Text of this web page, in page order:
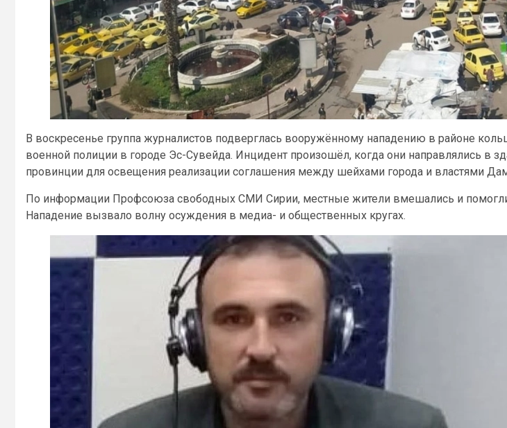
В воскресенье группа журналистов подверглась вооружённому нападению в районе
военной полиции в городе Эс-Сувейда. Инцидент произошёл, когда они направлялись в
провинции для освещения реализации соглашения между шейхами города и властями
По информации Профсоюза свободных СМИ Сирии, местные жители вмешались и помогли
Нападение вызвало волну осуждения в медиа- и общественных кругах.